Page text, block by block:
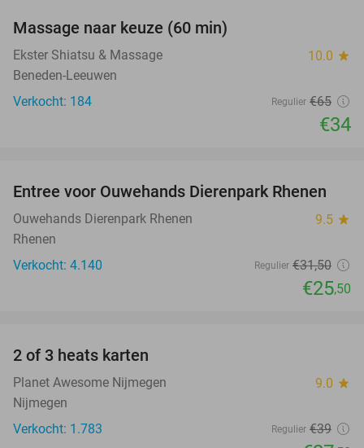
Massage naar keuze (60 min)
Ekster Shiatsu & Massage 10.0 star
Beneden-Leeuwen
Verkocht: 184
Regulier €65
€34
19%
Entree voor Ouwehands Dierenpark Rhenen
Ouwehands Dierenpark Rhenen 9.5 star
Rhenen
Verkocht: 4.140
Regulier €31,50
€25,50
2 of 3 heats karten
Planet Awesome Nijmegen 9.0 star
Nijmegen
Verkocht: 1.783
Regulier €39